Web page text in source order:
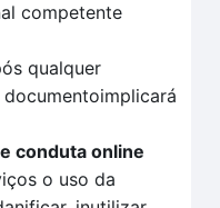
competente
qualquer
conduta online
o uso da